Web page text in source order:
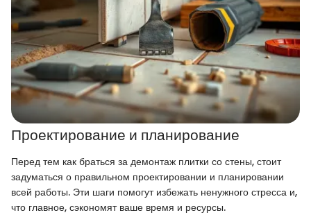
Проектирование и планирование
Перед тем как браться за демонтаж плитки со стены, стоит
задуматься о правильном проектировании и планировании
всей работы. Эти шаги помогут избежать ненужного стресса и,
что главное, сэкономят ваше время и ресурсы.